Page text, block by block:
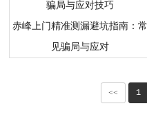
赤峰上门精准测漏避坑指南：常
见骗局与应对
<< 1